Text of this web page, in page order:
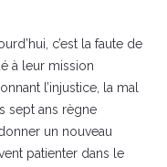
c’est la faute de
à leur mission
l’injustice, la mal
sept ans règne
un nouveau
patienter dans le